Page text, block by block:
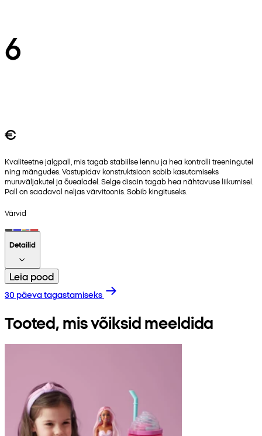
6
€
Kvaliteetne jalgpall, mis tagab stabiilse lennu ja hea kontrolli treeningutel
ning mängudes. Vastupidav konstruktsioon sobib kasutamiseks
muruväljakutel ja õuealadel. Selge disain tagab hea nähtavuse liikumisel.
Pall on saadaval neljas värvitoonis. Sobib kingituseks.
Värvid
Detailid
Leia pood
30 päeva tagastamiseks
Tooted, mis võiksid meeldida